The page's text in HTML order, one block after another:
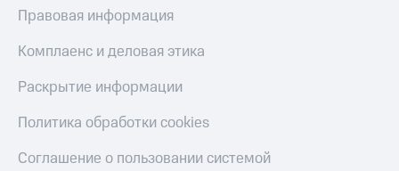
Правовая информация
Комплаенс и деловая этика
Раскрытие информации
Политика обработки cookies
Соглашение о пользовании системой